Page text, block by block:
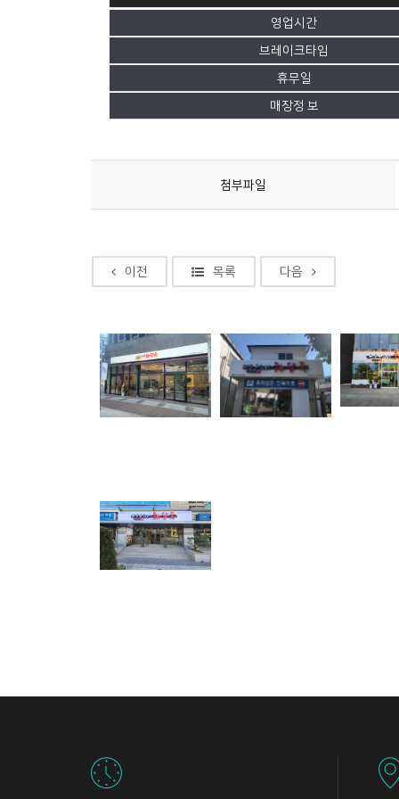
영업시간
브레이크타임
휴무일
매장정 보
첨부파일
이전 목록 다음